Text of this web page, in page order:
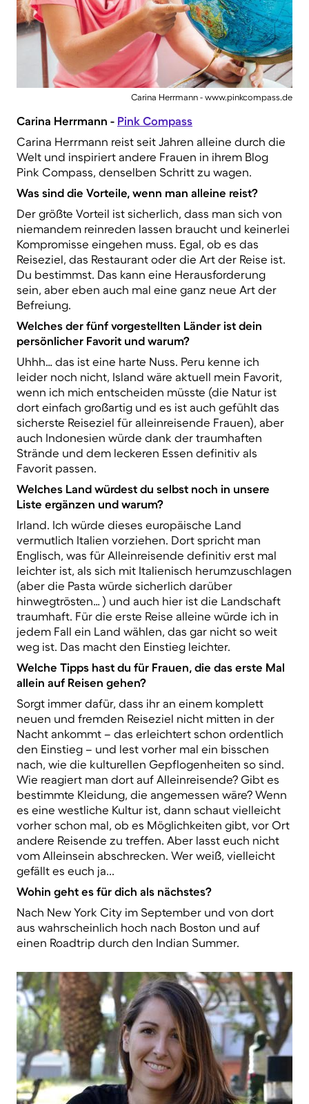
Carina Herrmann - www.pinkcompass.de
Carina Herrmann - Pink Compass
Carina Herrmann reist seit Jahren alleine durch die
Welt und inspiriert andere Frauen in ihrem Blog
Pink Compass, denselben Schritt zu wagen.
Was sind die Vorteile, wenn man alleine reist?
Der größte Vorteil ist sicherlich, dass man sich von
niemandem reinreden lassen braucht und keinerlei
Kompromisse eingehen muss. Egal, ob es das
Reiseziel, das Restaurant oder die Art der Reise ist.
Du bestimmst. Das kann eine Herausforderung
sein, aber eben auch mal eine ganz neue Art der
Befreiung.
Welches der fünf vorgestellten Länder ist dein
persönlicher Favorit und warum?
Uhhh… das ist eine harte Nuss. Peru kenne ich
leider noch nicht, Island wäre aktuell mein Favorit,
wenn ich mich entscheiden müsste (die Natur ist
dort einfach großartig und es ist auch gefühlt das
sicherste Reiseziel für alleinreisende Frauen), aber
auch Indonesien würde dank der traumhaften
Strände und dem leckeren Essen definitiv als
Favorit passen.
Welches Land würdest du selbst noch in unsere
Liste ergänzen und warum?
Irland. Ich würde dieses europäische Land
vermutlich Italien vorziehen. Dort spricht man
Englisch, was für Alleinreisende definitiv erst mal
leichter ist, als sich mit Italienisch herumzuschlagen
(aber die Pasta würde sicherlich darüber
hinwegtrösten… ) und auch hier ist die Landschaft
traumhaft. Für die erste Reise alleine würde ich in
jedem Fall ein Land wählen, das gar nicht so weit
weg ist. Das macht den Einstieg leichter.
Welche Tipps hast du für Frauen, die das erste Mal
allein auf Reisen gehen?
Sorgt immer dafür, dass ihr an einem komplett
neuen und fremden Reiseziel nicht mitten in der
Nacht ankommt – das erleichtert schon ordentlich
den Einstieg – und lest vorher mal ein bisschen
nach, wie die kulturellen Gepflogenheiten so sind.
Wie reagiert man dort auf Alleinreisende? Gibt es
bestimmte Kleidung, die angemessen wäre? Wenn
es eine westliche Kultur ist, dann schaut vielleicht
vorher schon mal, ob es Möglichkeiten gibt, vor Ort
andere Reisende zu treffen. Aber lasst euch nicht
vom Alleinsein abschrecken. Wer weiß, vielleicht
gefällt es euch ja...
Wohin geht es für dich als nächstes?
Nach New York City im September und von dort
aus wahrscheinlich hoch nach Boston und auf
einen Roadtrip durch den Indian Summer.